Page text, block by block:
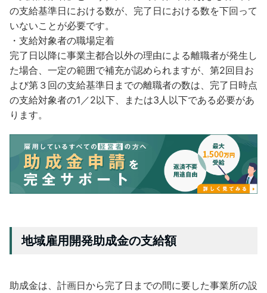
の支給基準日における数が、完了日における数を下回って
いないことが必要です。
・支給対象者の職場定着
完了日以降に事業主都合以外の理由による離職者が発生し
た場合、一定の範囲で補充が認められますが、第2回目お
よび第３回の支給基準日までの離職者の数は、完了日時点
の支給対象者の1／2以下、または3人以下である必要があ
ります。
地域雇用開発助成金の支給額
助成金は、計画日から完了日までの間に要した事業所の設